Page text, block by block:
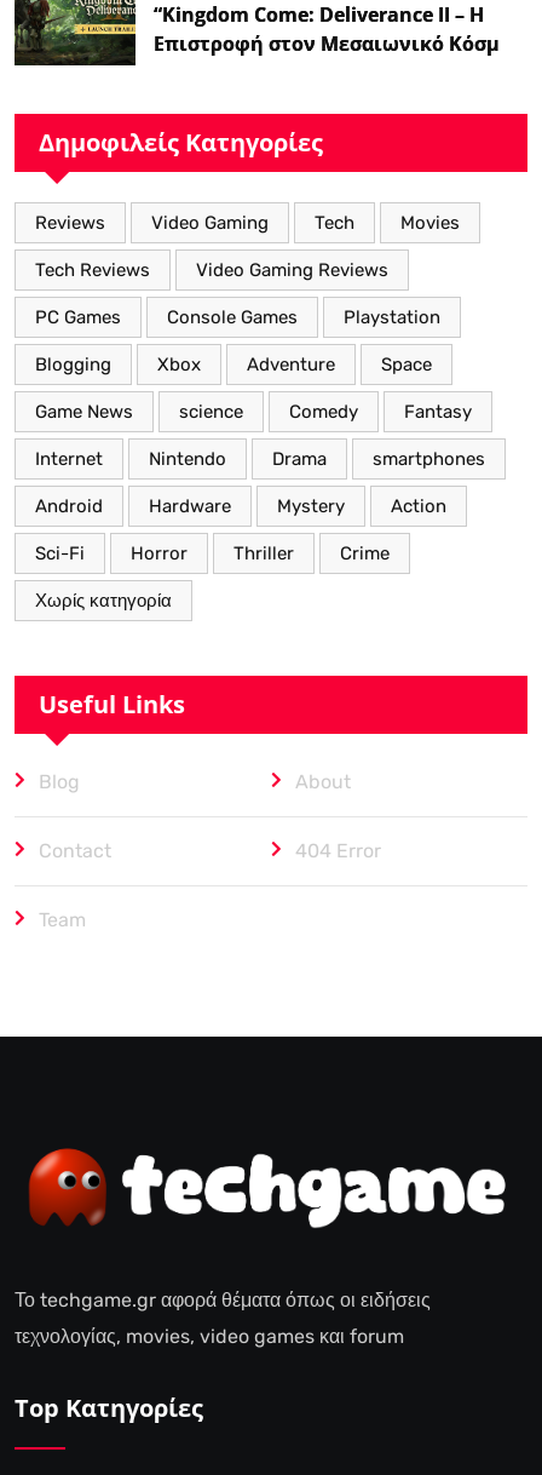
“Kingdom Come: Deliverance II – Η
Επιστροφή στον Μεσαιωνικό Κόσμο
Δημοφιλείς Κατηγορίες
Reviews Video Gaming Tech Movies
Tech Reviews Video Gaming Reviews
PC Games Console Games Playstation
Blogging Xbox Adventure Space
Game News science Comedy Fantasy
Internet Nintendo Drama smartphones
Android Hardware Mystery Action
Sci-Fi Horror Thriller Crime
Χωρίς κατηγορία
Useful Links
Blog About
Contact 404 Error
Team
Το techgame.gr αφορά θέματα όπως οι ειδήσεις
τεχνολογίας, movies, video games και forum
Top Κατηγορίες